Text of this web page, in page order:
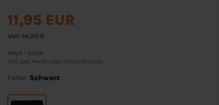
UVP 14,95 €
11,95 EUR
Inhalt 1 Stück
inkl. ges. MwSt. zzgl.
Versandkosten
Farbe: Schwarz